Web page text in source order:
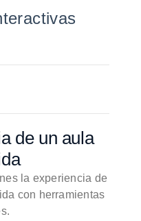
de un aula
la experiencia de
con herramientas